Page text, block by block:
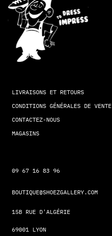
LIVRAISONS ET RETOURS
CONDITIONS GÉNÉRALES DE VENTE
CONTACTEZ-NOUS
MAGASINS
09 67 16 83 96
BOUTIQUE@SHOEZGALLERY.COM
15B RUE D'ALGÉRIE
69001 LYON